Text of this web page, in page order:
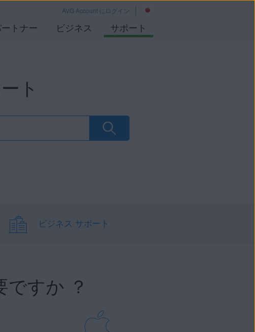
AVG Account にログイン
トナー ビジネス サポート
ト
ビジネス サポート
すか ？